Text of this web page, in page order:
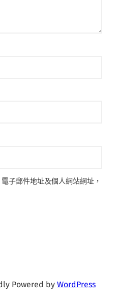
子郵件地址及個人網站網址，
Powered by WordPress